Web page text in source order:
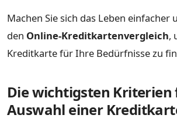
Machen Sie sich das Leben einfacher
den Online-Kreditkartenvergleich,
Kreditkarte für Ihre Bedürfnisse zu
Die wichtigsten Kriterien
Auswahl einer